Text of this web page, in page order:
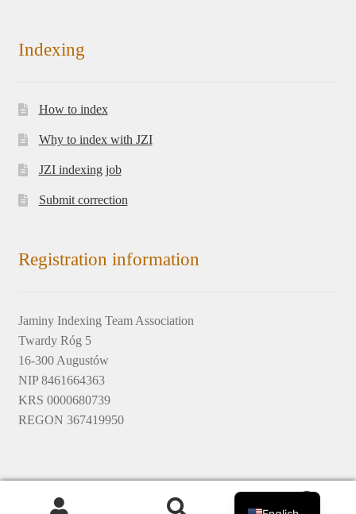
Indexing
How to index
Why to index with JZI
JZI indexing job
Submit correction
Registration information
Jaminy Indexing Team Association
Twardy Róg 5
16-300 Augustów
NIP 8461664363
KRS 0000680739
REGON 367419950
© 2017-2020 by Jamiński Zespół Indeksacyjny © design by